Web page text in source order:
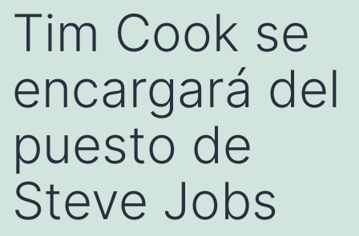
Tim Cook se
encargará del
puesto de
Steve Jobs